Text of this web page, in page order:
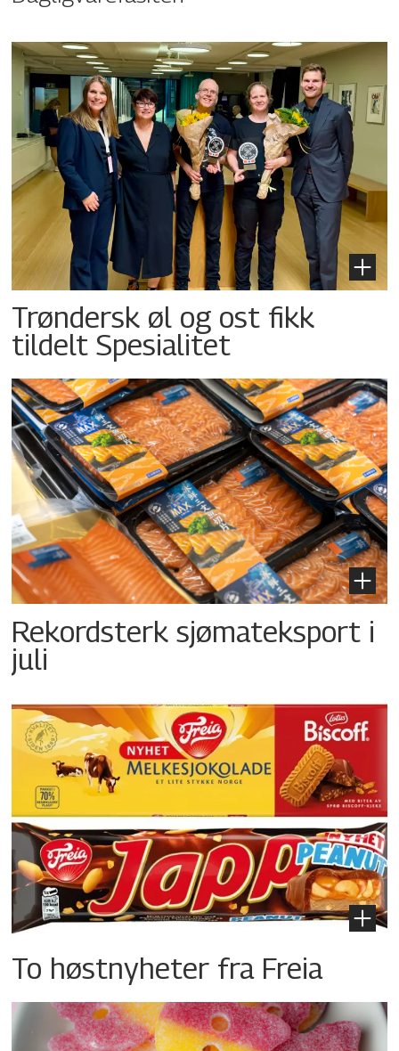
Trøndersk øl og ost fikk
tildelt Spesialitet
Rekordsterk sjømateksport i
juli
To høstnyheter fra Freia